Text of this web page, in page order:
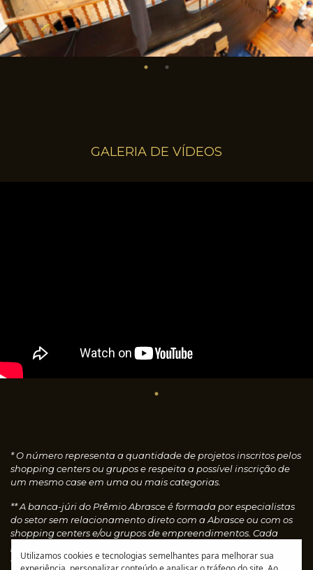
GALERIA DE VÍDEOS
* O número representa a quantidade de projetos inscritos pelos
shopping centers ou grupos e respeita a possível inscrição de
um mesmo case em uma ou mais categorias.
** A banca-júri do Prêmio Abrasce é formada por especialistas
do setor sem relacionamento direto com a Abrasce ou com os
shopping centers e/ou grupos de empreendimentos. Cada
concedendo notas, que são calculadas automaticamente e
Utilizamos cookies e tecnologias semelhantes para melhorar sua